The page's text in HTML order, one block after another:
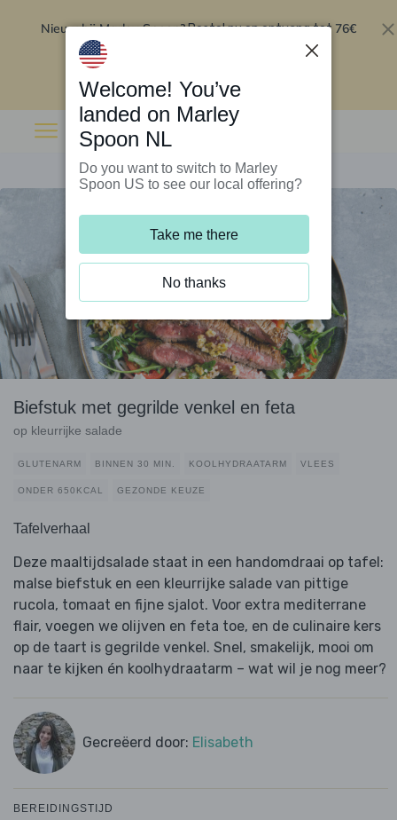
Nieuw bij Marley Spoon?Bestel nu en ontvang tot 76€
Biefstuk met gegrilde venkel en feta
op kleurrijke salade
GLUTENARM BINNEN 30 MIN. KOOLHYDRAATARM VLEES
ONDER 650KCAL GEZONDE KEUZE
Tafelverhaal
Deze maaltijdsalade staat in een handomdraai op tafel:
malse biefstuk en een kleurrijke salade van pittige
rucola, tomaat en fijne sjalot. Voor extra mediterrane
flair, voegen we olijven en feta toe, en de culinaire kers
op de taart is gegrilde venkel. Snel, smakelijk, mooi om
naar te kijken én koolhydraatarm – wat wil je nog meer?
Gecreëerd door: Elisabeth
BEREIDINGSTIJD
Welcome! You’ve
landed on Marley
Spoon NL
Do you want to switch to Marley
Spoon US to see our local offering?
Take me there
No thanks